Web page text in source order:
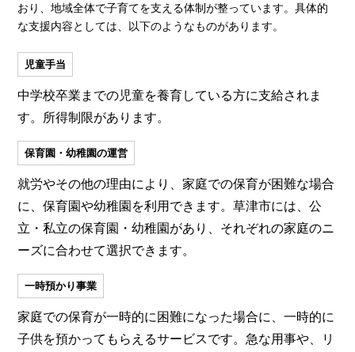
おり、地域全体で子育てを支える体制が整っています。具体的
な支援内容としては、以下のようなものがあります。
児童手当
中学校卒業までの児童を養育している方に支給されま
す。所得制限があります。
保育園・幼稚園の運営
就労やその他の理由により、家庭での保育が困難な場合
に、保育園や幼稚園を利用できます。草津市には、公
立・私立の保育園・幼稚園があり、それぞれの家庭のニ
ーズに合わせて選択できます。
一時預かり事業
家庭での保育が一時的に困難になった場合に、一時的に
子供を預かってもらえるサービスです。急な用事や、リ